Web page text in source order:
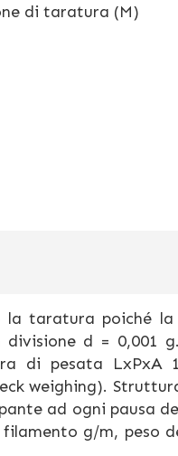
di taratura (M)
la taratura poiché
d = 0,001
di pesata LxPxA
weighing).
ad ogni pausa
g/m, peso